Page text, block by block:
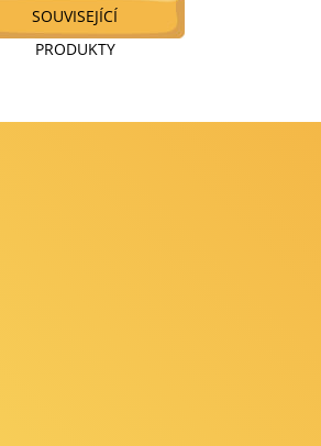
SOUVISEJÍCÍ
PRODUKTY